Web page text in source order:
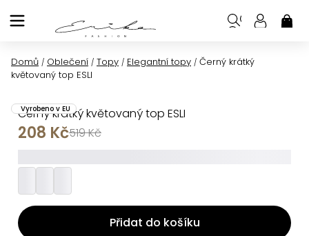
na
Domů / Oblečení / Topy / Elegantní topy / Černý krátký
květovaný top ESLI
Černý krátký květovaný top ESLI
Vyrobeno v EU
519 Kč
208 Kč
Přidat do košíku